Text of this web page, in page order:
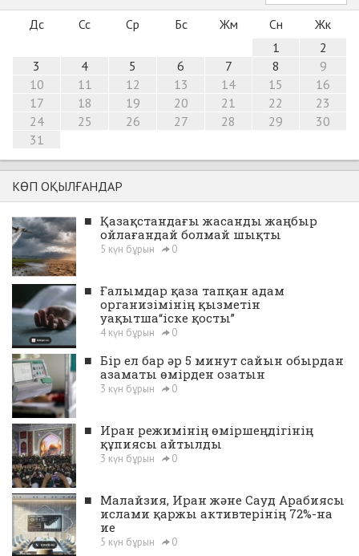
Дс Сс Ср Бс Жм Сн
Жк
1
2
3
4 5 6 7 8
9
10
11 12 13 14 15
16
17
18 19 20 21 22
23
24
25 26 27 28 29
30
31
КӨП ОҚЫЛҒАНДАР
■ Қазақстандағы жасанды жаңбыр
ойлағандай болмай шықты
5 күн бұрын 0
■ Ғалымдар қаза тапқан адам
организімінің қызметін
уақытша“іске қосты”
4 күн бұрын 0
■ Бір ел бар әр 5 минут сайын обырдан
азаматы өмірден озатын
3 күн бұрын 0
■ Иран режимінің өміршеңдігінің
құпиясы айтылды
3 күн бұрын 0
■ Малайзия, Иран және Сауд Арабиясы
ислами қаржы активтерінің 72%-на
ие
5 күн бұрын 0